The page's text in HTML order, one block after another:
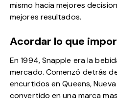
mismo hacia mejores
mejores resultados.
Acordar lo que
En 1994, Snapple era la
mercado. Comenzó detrás
encurtidos en Queens,
convertido en una marca